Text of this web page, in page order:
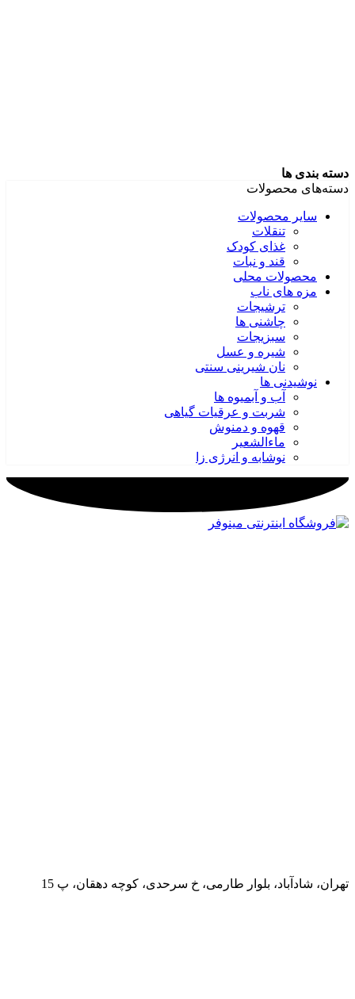
دسته بندی ها
دسته‌های محصولات
سایر محصولات
تنقلات
غذای کودک
قند و نبات
محصولات محلی
مزه های ناب
ترشیجات
چاشنی ها
سبزیجات
شیره و عسل
نان شیرینی سنتی
نوشیدنی ها
آب و آبمیوه ها
شربت و عرقیات گیاهی
قهوه و دمنوش
ماءالشعیر
نوشابه و انرژی زا
تهران، شادآباد، بلوار طارمی، خ سرحدی، کوچه دهقان، پ 15